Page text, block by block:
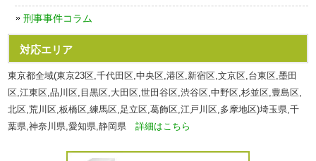
刑事事件コラム
対応エリア
東京都全域(東京23区,千代田区,中央区,港区,新宿区,文京区,台東区,墨田
区,江東区,品川区,目黒区,大田区,世田谷区,渋谷区,中野区,杉並区,豊島区,
北区,荒川区,板橋区,練馬区,足立区,葛飾区,江戸川区,多摩地区)埼玉県,千
葉県,神奈川県,愛知県,静岡県詳細はこちら